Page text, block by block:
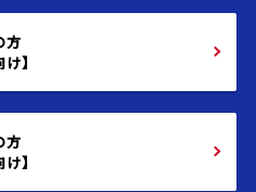
方
】
方
】